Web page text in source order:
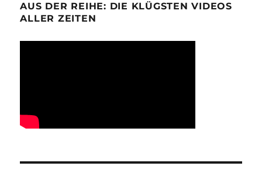
AUS DER REIHE: DIE KLÜGSTEN VIDEOS
ALLER ZEITEN